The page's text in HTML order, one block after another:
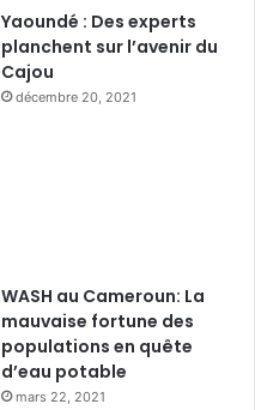
Yaoundé : Des experts
planchent sur l’avenir du
Cajou
décembre 20, 2021
WASH au Cameroun: La
mauvaise fortune des
populations en quête
d’eau potable
mars 22, 2021